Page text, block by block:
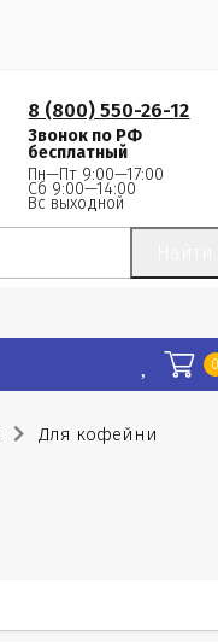
8 (800) 550-26-12
Звонок по РФ
бесплатный
Пн—Пт 9:00—17:00
Сб 9:00—14:00
Вс выходной
Для кофейни